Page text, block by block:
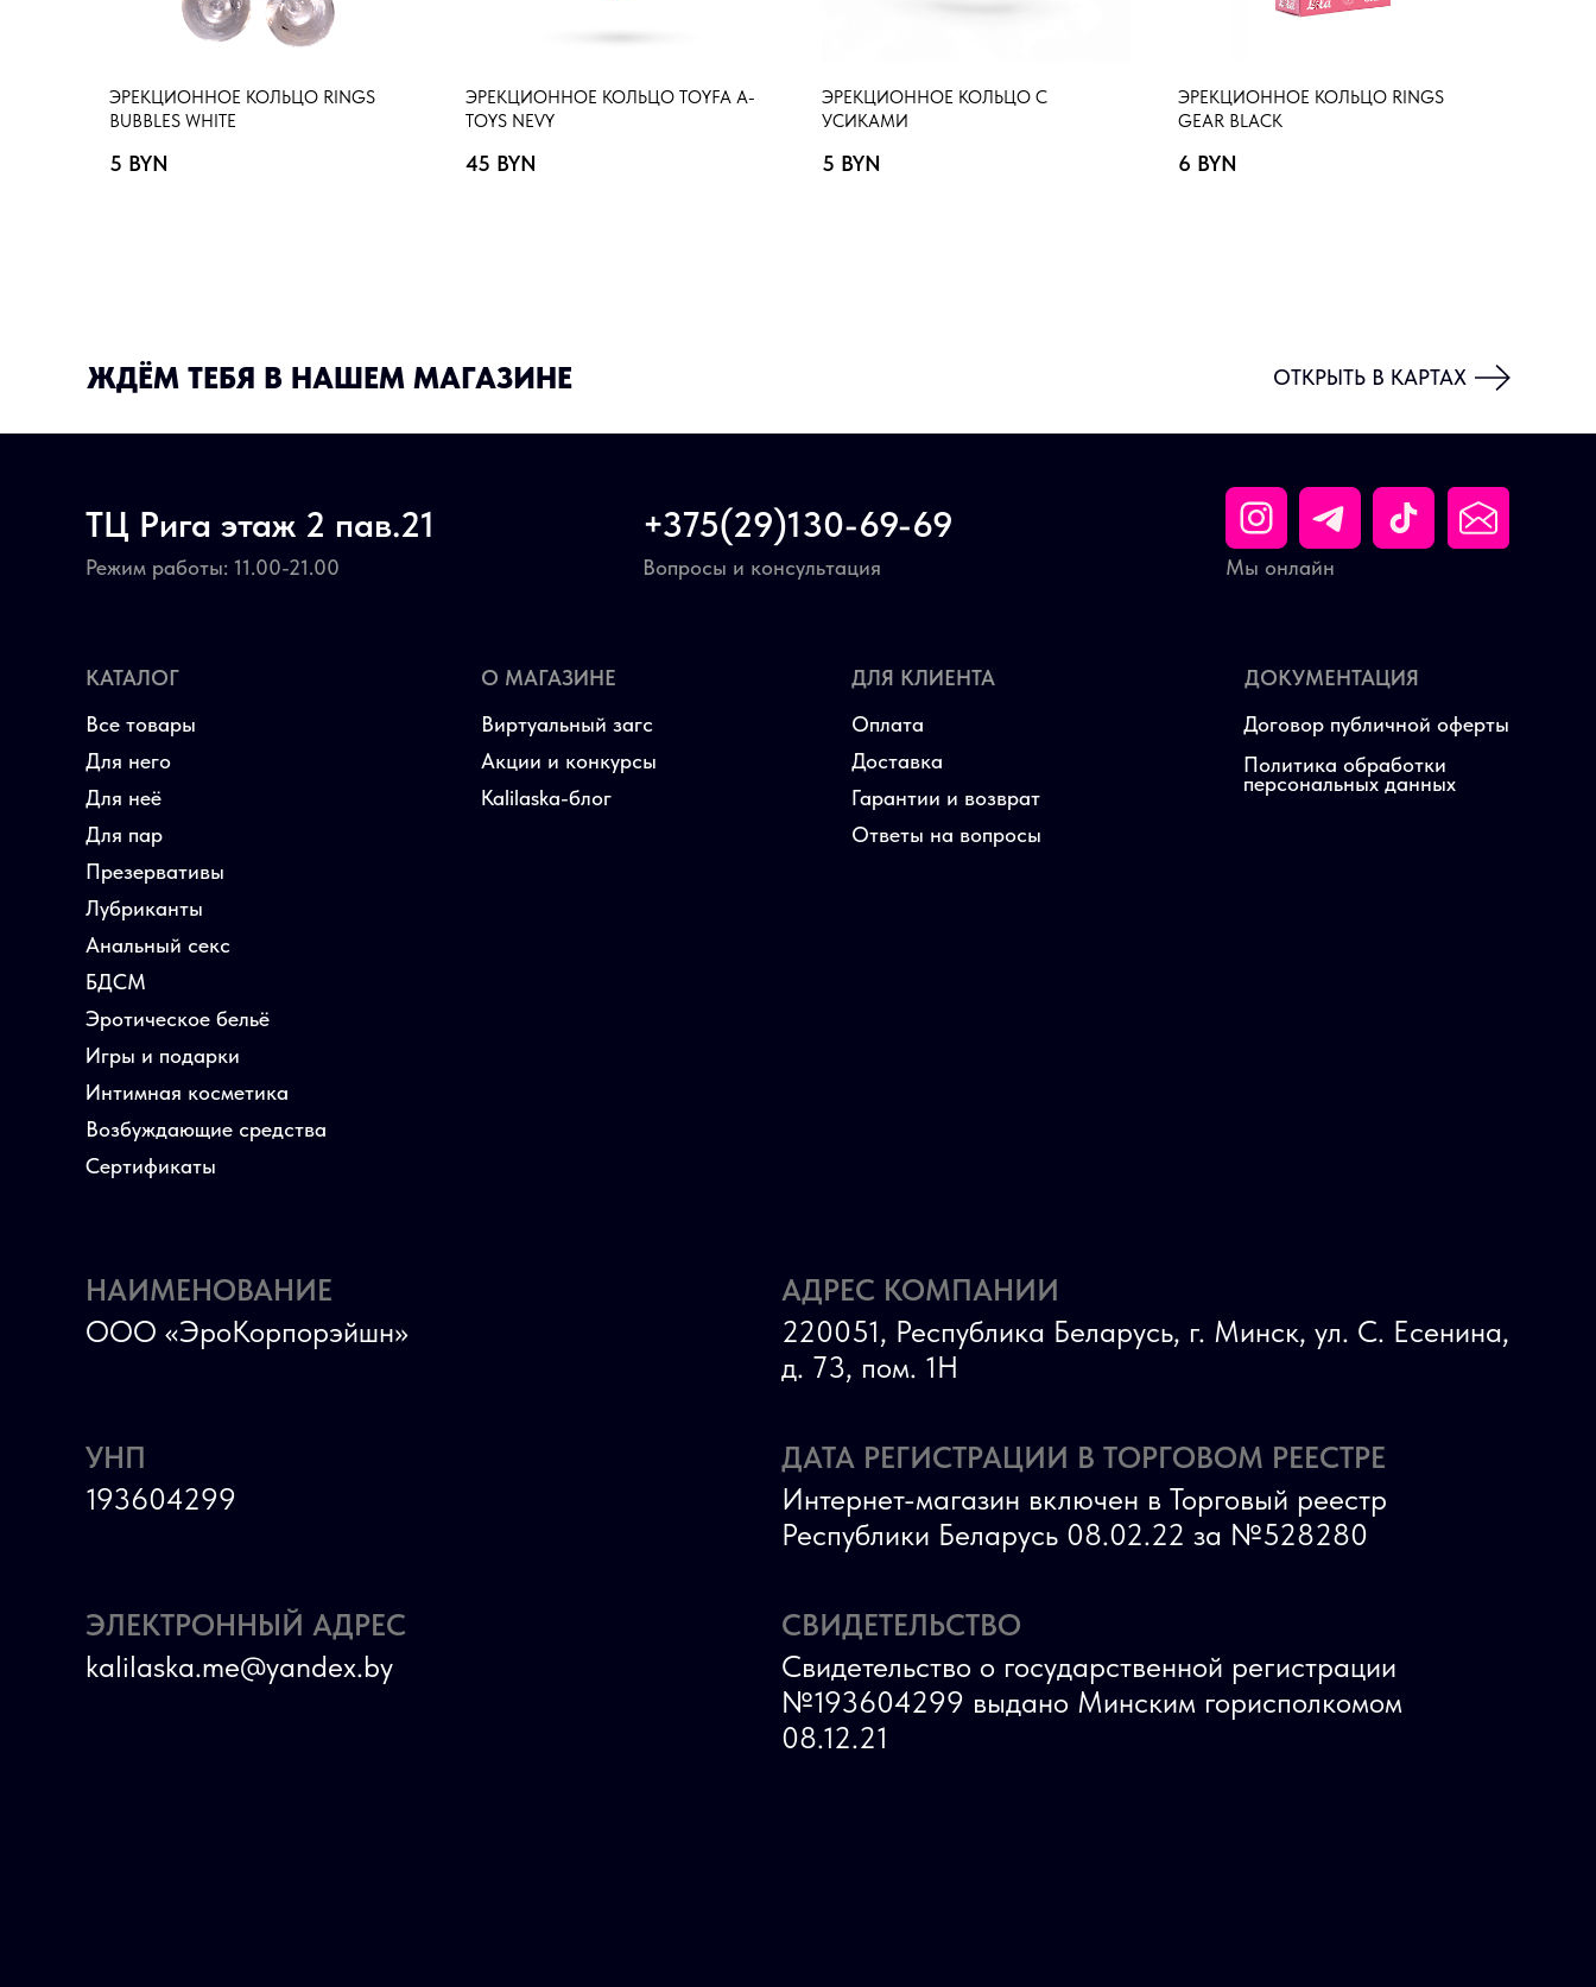
ЭРЕКЦИОННОЕ КОЛЬЦО RINGS
BUBBLES WHITE
5 BYN
ЭРЕКЦИОННОЕ КОЛЬЦО TOYFA A-
TOYS NEVY
45 BYN
ЭРЕКЦИОННОЕ КОЛЬЦО С
УСИКАМИ
5 BYN
ЭРЕКЦИОННОЕ КОЛЬЦО RINGS
GEAR BLACK
6 BYN
ЖДЁМ ТЕБЯ В НАШЕМ МАГАЗИНЕ ОТКРЫТЬ В КАРТАХ
Виртуальный загс
Акции и конкурсы
Kalilaska-блог
О МАГАЗИНЕ
Договор публичной оферты
Политика обработки
персональных данных
ДОКУМЕНТАЦИЯ
ТЦ Рига этаж 2 пав.21
Режим работы: 11.00-21.00 Мы онлайн
+375(29)130-69-69
Вопросы и консультация
КАТАЛОГ
Для него
Для неё
Для пар
БДСМ
Эротическое бельё
Игры и подарки
Интимная косметика
Возбуждающие средства
Все товары
Презервативы
Лубриканты
Анальный секс
Сертификаты
Оплата
Гарантии и возврат
Ответы на вопросы
ДЛЯ КЛИЕНТА
Доставка
УНП
193604299
СВИДЕТЕЛЬСТВО
Свидетельство о государственной регистрации
№193604299 выдано Минским горисполкомом
08.12.21
ДАТА РЕГИСТРАЦИИ В ТОРГОВОМ РЕЕСТРЕ
Интернет-магазин включен в Торговый реестр
Республики Беларусь 08.02.22 за №528280
ЭЛЕКТРОННЫЙ АДРЕС
kalilaska.me@yandex.by
АДРЕС КОМПАНИИ
220051, Республика Беларусь, г. Минск, ул. С. Есенина,
д. 73, пом. 1Н
НАИМЕНОВАНИЕ
ООО «ЭроКорпорэйшн»